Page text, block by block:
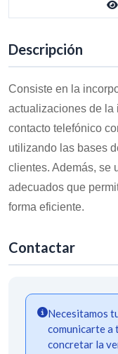
Descripción
Consiste en la
actualizaciones de la
contacto telefónico
utilizando las bases
clientes. Además, se
adecuados que
forma eficiente.
Contactar
Necesitamos
comunicarte a
concretar la